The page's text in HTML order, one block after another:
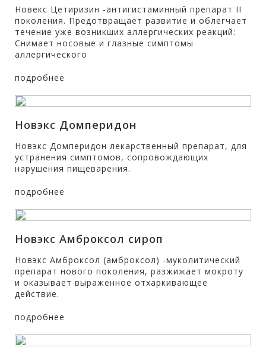
Новэкс Амброксол сироп
Новэкс Амброксол (амброксол) -муколитический
препарат нового поколения, разжижает мокроту
и оказывает выраженное отхаркивающее
действие.
подробнее
Новэкс Домперидон
Новэкс Домперидон лекарственный препарат, для
устранения симптомов, сопровождающих
нарушения пищеварения.
подробнее
Новекс Цетиризин -антигистаминный препарат II
поколения. Предотвращает развитие и облегчает
течение уже возникших аллергических реакций:
Снимает носовые и глазные симптомы
аллергического
подробнее